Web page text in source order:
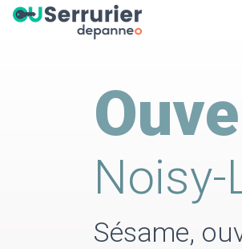
Noisy-
Sésame,